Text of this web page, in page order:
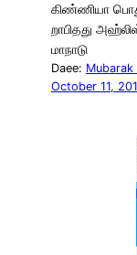
கிண்ணியா
றாபிதது
மாநாடு
Daee:
October 11,